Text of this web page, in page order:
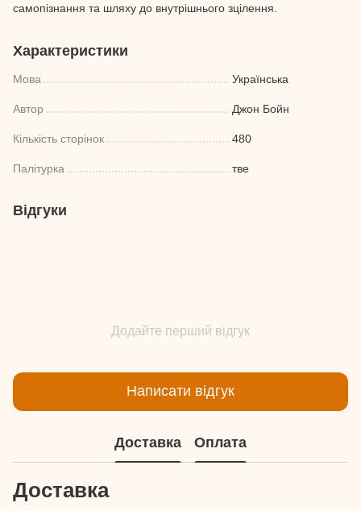
самопізнання та шляху до внутрішнього зцілення.
Характеристики
Мова Українська
Автор Джон Бойн
Кількість сторінок 480
Палітурка тве
Відгуки
Додайте перший відгук
Написати відгук
Доставка Оплата
Доставка